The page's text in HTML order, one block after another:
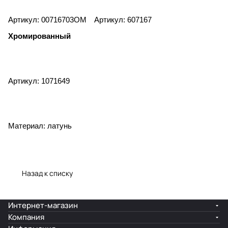
Артикул: 00716703OM
Артикул: 607167
Хромированный
Артикул: 1071649
Материал: латунь
Назад к списку
Интернет-магазин
Компания